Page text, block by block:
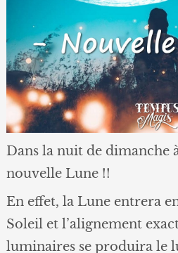
Dans la nuit de dimanche
nouvelle Lune !!
En effet, la Lune entrera
Soleil et l’alignement
luminaires se produira le